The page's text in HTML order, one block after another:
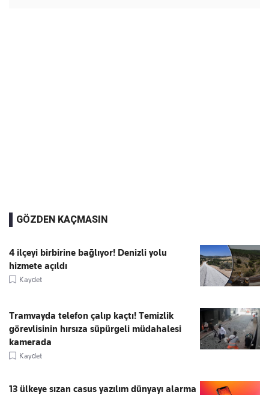
GÖZDEN KAÇMASIN
4 ilçeyi birbirine bağlıyor! Denizli yolu
hizmete açıldı
Kaydet
Tramvayda telefon çalıp kaçtı! Temizlik
görevlisinin hırsıza süpürgeli müdahalesi
kamerada
Kaydet
13 ülkeye sızan casus yazılım dünyayı alarma